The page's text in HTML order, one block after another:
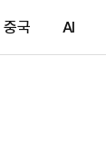
중국 AI